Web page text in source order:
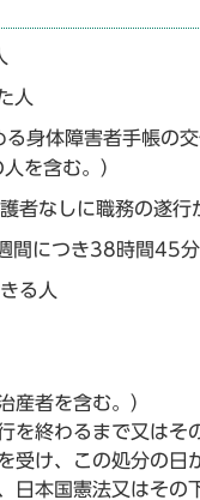
人
身体障害者手帳の交
を含む。）
者なしに職務の遂行
につき38時間45
る人
産者を含む。）
を終わるまで又はそ
受け、この処分の日
日本国憲法又はそ